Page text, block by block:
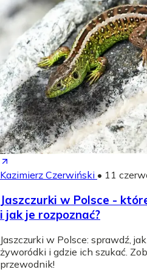
Kazimierz Czerwiński • 11
Jaszczurki w Polsce -
i jak je rozpoznać?
Jaszczurki w Polsce: sprawdź,
żyworódki i gdzie ich szukać.
przewodnik!